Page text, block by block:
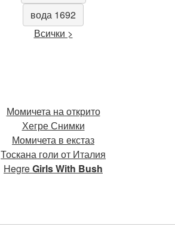
вода 1692
Всички >
Момичета на открито
Хегре Снимки
Момичета в екстаз
Тоскана голи от Италия
HegreGirls With Bush